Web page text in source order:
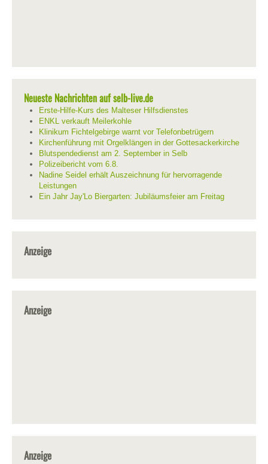
Neueste Nachrichten auf selb-live.de
Erste-Hilfe-Kurs des Malteser Hilfsdienstes
ENKL verkauft Meilerkohle
Klinikum Fichtelgebirge warnt vor Telefonbetrügern
Kirchenführung mit Orgelklängen in der Gottesackerkirche
Blutspendedienst am 2. September in Selb
Polizeibericht vom 6.8.
Nadine Seidel erhält Auszeichnung für hervorragende
Leistungen
Ein Jahr Jay'Lo Biergarten: Jubiläumsfeier am Freitag
Anzeige
Anzeige
Anzeige